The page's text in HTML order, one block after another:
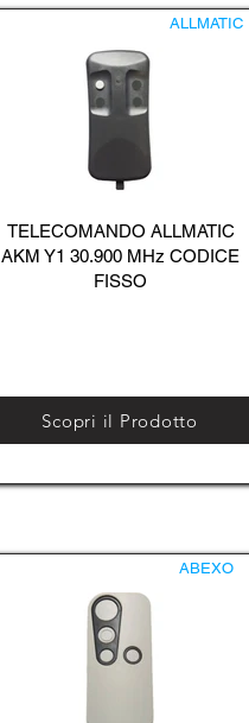
ALLMATIC
TELECOMANDO ALLMATIC
AKM Y1 30.900 MHz CODICE
FISSO
Scopri il Prodotto
ABEXO